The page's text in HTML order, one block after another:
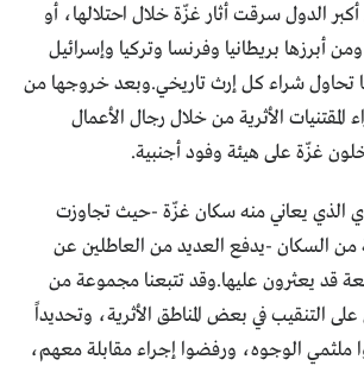
الدول سرقت أثار غزّة خلال احتلالها، أو
أبرزها بريطانيا وفرنسا وتركيا وإسرائيل
تحاول شراء كل إرث تاريخي.وبعد خروجها من
الأثرية من خلال رجال الأعمال
غزّة على هيئة وفود أجنبية.
الذي يعاني منه سكان غزّة -حيث تجاوزت
60 في المئة من السكان -يدفع العديد من العاطلين عن
قد يعثرون عليها.وقد تتبعنا مجموعة من
التنقيب في بعض المناطق الأثرية، وتحديداً
ملثمي الوجوه، ورفضوا إجراء مقابلة معهم،